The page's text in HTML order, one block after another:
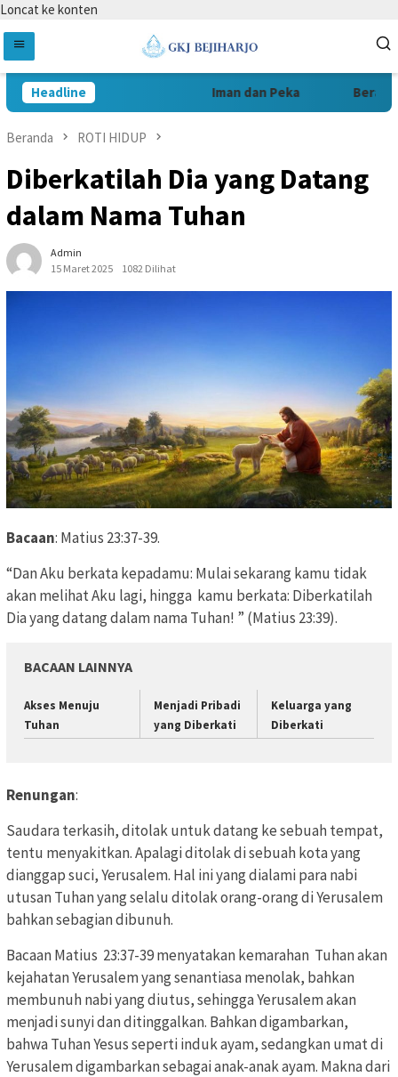
Loncat ke konten
Headline Iman dan Peka Berani
Beranda ROTI HIDUP
Diberkatilah Dia yang Datang
dalam Nama Tuhan
Admin
15 Maret 2025
1082 Dilihat
Bacaan: Matius 23:37-39.
“Dan Aku berkata kepadamu: Mulai sekarang kamu tidak
akan melihat Aku lagi, hingga kamu berkata: Diberkatilah
Dia yang datang dalam nama Tuhan! ” (Matius 23:39).
BACAAN LAINNYA
Akses Menuju
Tuhan
Menjadi Pribadi
yang Diberkati
Keluarga yang
Diberkati
Renungan:
Saudara terkasih, ditolak untuk datang ke sebuah tempat,
tentu menyakitkan. Apalagi ditolak di sebuah kota yang
dianggap suci, Yerusalem. Hal ini yang dialami para nabi
utusan Tuhan yang selalu ditolak orang-orang di Yerusalem
bahkan sebagian dibunuh.
Bacaan Matius 23:37-39 menyatakan kemarahan Tuhan akan
kejahatan Yerusalem yang senantiasa menolak, bahkan
membunuh nabi yang diutus, sehingga Yerusalem akan
menjadi sunyi dan ditinggalkan. Bahkan digambarkan,
bahwa Tuhan Yesus seperti induk ayam, sedangkan umat di
Yerusalem digambarkan sebagai anak-anak ayam. Makna dari